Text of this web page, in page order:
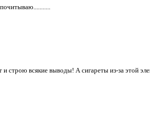
строю всякие выводы! А сигареты из-за этой